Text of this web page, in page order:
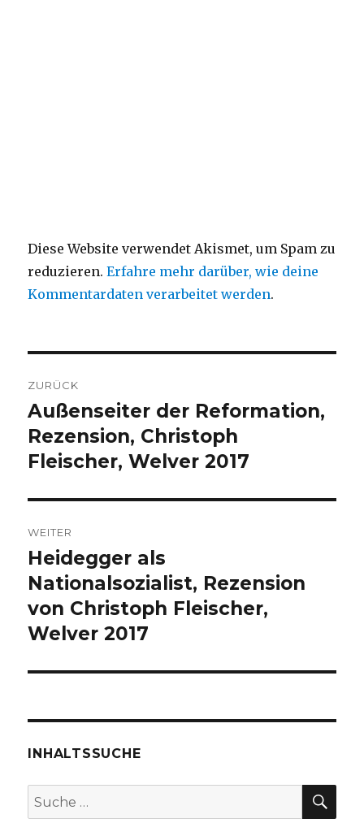
Diese Website verwendet Akismet, um Spam zu
reduzieren.Erfahre mehr darüber, wie deine
Kommentardaten verarbeitet werden.
ZURÜCK
Vorheriger
Beitrag:
Außenseiter der Reformation,
Rezension, Christoph
Fleischer, Welver 2017
WEITER
Nächster
Beitrag:
Heidegger als
Nationalsozialist, Rezension
von Christoph Fleischer,
Welver 2017
INHALTSSUCHE
Suche
nach: